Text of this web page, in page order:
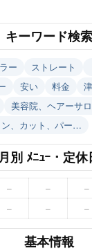
キーワード検索
ー ストレート
安い 料金
美容院、ヘアーサ
、カット、パー…
月別 ﾒﾆｭｰ・定休
– – –
– – –
基本情報